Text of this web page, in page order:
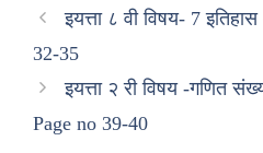
इयत्ता ८ वी विषय- 7
32-35
इयत्ता २ री विषय -गणित
Page no 39-40